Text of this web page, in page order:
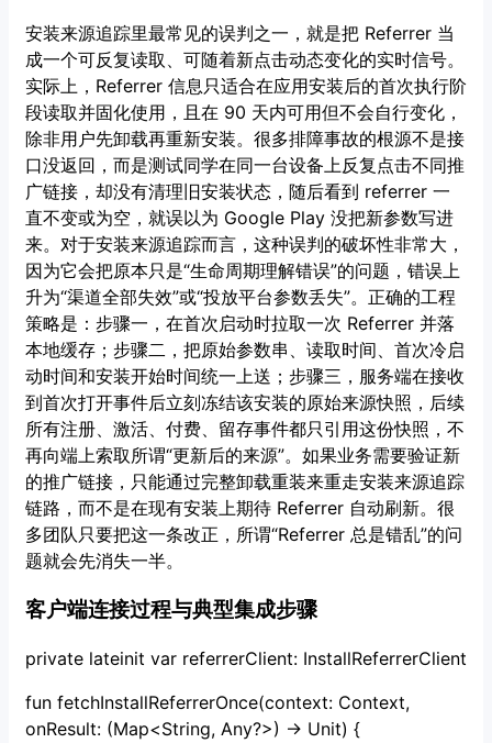
安装来源追踪里最常见的误判之一，就是把 Referrer 当
成一个可反复读取、可随着新点击动态变化的实时信号。
实际上，Referrer 信息只适合在应用安装后的首次执行阶
段读取并固化使用，且在 90 天内可用但不会自行变化，
除非用户先卸载再重新安装。很多排障事故的根源不是接
口没返回，而是测试同学在同一台设备上反复点击不同推
广链接，却没有清理旧安装状态，随后看到 referrer 一
直不变或为空，就误以为 Google Play 没把新参数写进
来。对于安装来源追踪而言，这种误判的破坏性非常大，
因为它会把原本只是“生命周期理解错误”的问题，错误上
升为“渠道全部失效”或“投放平台参数丢失”。正确的工程
策略是：步骤一，在首次启动时拉取一次 Referrer 并落
本地缓存；步骤二，把原始参数串、读取时间、首次冷启
动时间和安装开始时间统一上送；步骤三，服务端在接收
到首次打开事件后立刻冻结该安装的原始来源快照，后续
所有注册、激活、付费、留存事件都只引用这份快照，不
再向端上索取所谓“更新后的来源”。如果业务需要验证新
的推广链接，只能通过完整卸载重装来重走安装来源追踪
链路，而不是在现有安装上期待 Referrer 自动刷新。很
多团队只要把这一条改正，所谓“Referrer 总是错乱”的问
题就会先消失一半。
客户端连接过程与典型集成步骤
private lateinit var referrerClient: InstallReferrerClient
fun fetchInstallReferrerOnce(context: Context,
onResult: (Map<String, Any?>) -> Unit) {